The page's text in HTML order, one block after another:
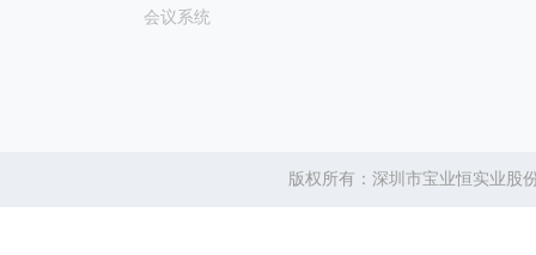
会议系统
版权所有：深圳市宝业恒实业